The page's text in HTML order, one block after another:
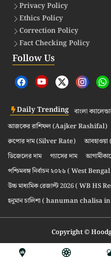
Privacy Policy
Ethics Policy
Correction Policy
Fact Checking Policy
Follow Us
Daily Trending বাংলা
আজকের রাশিফল (Aajker Rashifal)
রুপোর দাম (Silver Rate)
ডিজেলের দাম
গ্যাসের দাম
পশ্চিমবঙ্গ নির্বাচন ২০২৬ ( West
উচ্চ মাধ্যমিক রেজাল্ট 2026 ( WB HS
হনুমান চালিশা ( hanuman chalisa
Copyright ©